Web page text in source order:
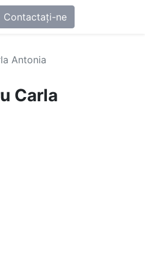
Contactați-ne
Antonia
Carla